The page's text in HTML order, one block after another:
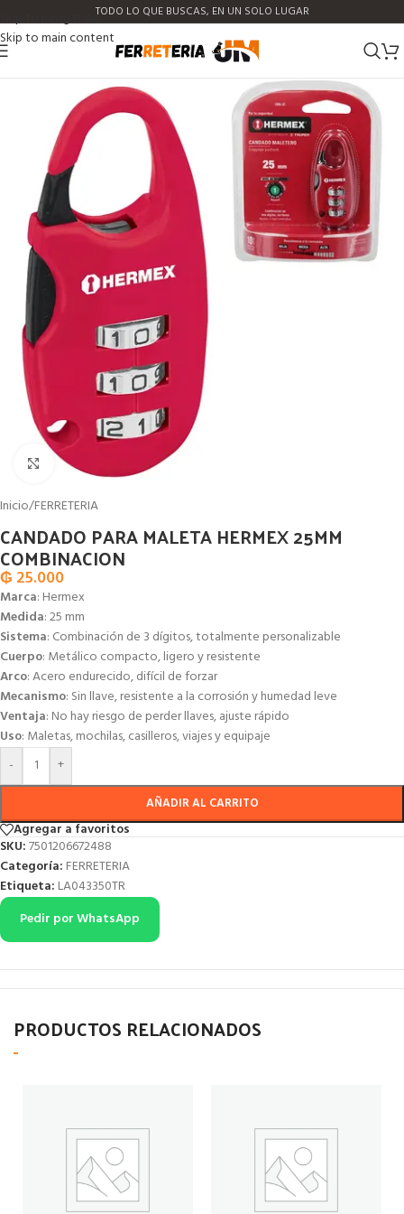
Skip to navigation
Skip to main content
TODO LO QUE BUSCAS, EN UN SOLO LUGAR
Click to enlarge
Inicio/FERRETERIA
CANDADO PARA MALETA HERMEX 25MM
COMBINACION
₲ 25.000
Marca: Hermex
Medida: 25 mm
Sistema: Combinación de 3 dígitos, totalmente personalizable
Cuerpo: Metálico compacto, ligero y resistente
Arco: Acero endurecido, difícil de forzar
Mecanismo: Sin llave, resistente a la corrosión y humedad leve
Ventaja: No hay riesgo de perder llaves, ajuste rápido
Uso: Maletas, mochilas, casilleros, viajes y equipaje
-
+
AÑADIR AL CARRITO
Agregar a favoritos
SKU:7501206672488
Categoría: FERRETERIA
Etiqueta: LA043350TR
Pedir por WhatsApp
PRODUCTOS RELACIONADOS